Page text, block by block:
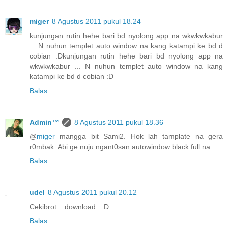
miger 8 Agustus 2011 pukul 18.24
kunjungan rutin hehe bari bd nyolong app na wkwkwkabur
... N nuhun templet auto window na kang katampi ke bd d
cobian :Dkunjungan rutin hehe bari bd nyolong app na
wkwkwkabur ... N nuhun templet auto window na kang
katampi ke bd d cobian :D
Balas
Admin™
8 Agustus 2011 pukul 18.36
@miger mangga bit Sami2. Hok lah tamplate na gera
r0mbak. Abi ge nuju ngant0san autowindow black full na.
Balas
udel 8 Agustus 2011 pukul 20.12
Cekibrot... download.. :D
Balas